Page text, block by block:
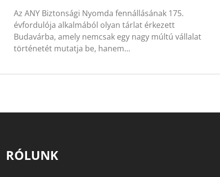
Az ANY Biztonsági Nyomda fennállásának 175.
évfordulója alkalmából olyan tárlat érkezett
Budavárba, amely nemcsak egy nagy múltú vállalat
történetét mutatja be, hanem…
RÓLUNK